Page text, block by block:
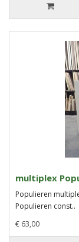
multiplex
Populieren
Populieren const..
€ 63,00